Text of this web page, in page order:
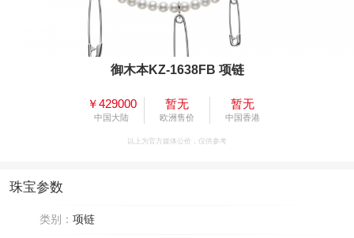
御木本KZ-1638FB 项链
￥429000
中国大陆
暂无
欧洲售价
暂无
中国香港
以上为官方媒体公价，仅供参考
珠宝参数
类别： 项链